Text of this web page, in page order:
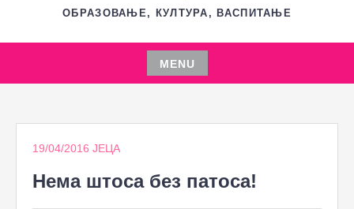
ОБРАЗОВАЊЕ, КУЛТУРА, ВАСПИТАЊЕ
MENU
Skip
content
19/04/2016 ЈЕЦА
Нема штоса без патоса!